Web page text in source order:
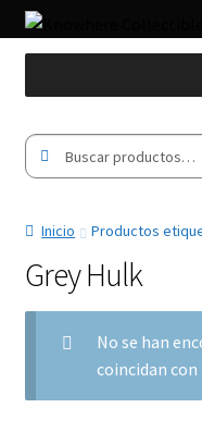
por:
Inicio Productos
Grey Hulk
No se han
coincidan